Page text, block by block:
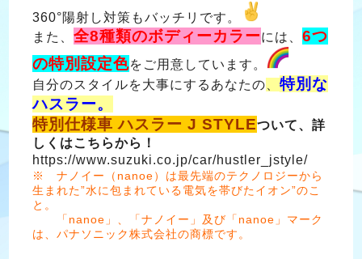
360°陽射し対策もバッチリです。
また、 全8種類のボディーカラーには、 6つ
の特別設定色をご用意しています。
自分のスタイルを大事にするあなたの
特別な
ハスラー。
特別仕様車 ハスラー J STYLEついて、詳
しくはこちらから！
https://www.suzuki.co.jp/car/hustler_jstyle/
※ ナノイー（nanoe）は最先端のテクノロジーから
生まれた”水に包まれている電気を帯びたイオン”のこ
と。
「nanoe」、「ナノイー」及び「nanoe」マーク
は、パナソニック株式会社の商標です。